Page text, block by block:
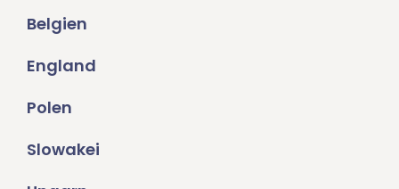
Belgien
England
Polen
Slowakei